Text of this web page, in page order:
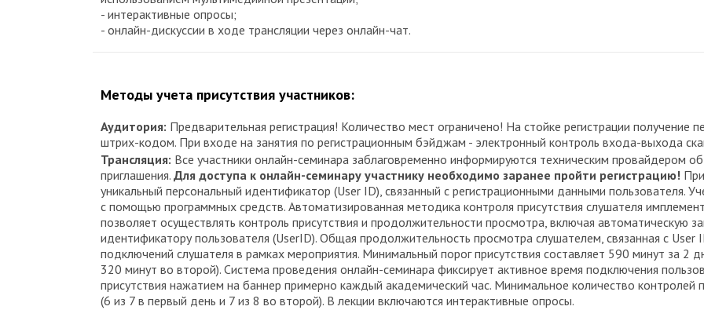
- интерактивные опросы;
- онлайн-дискуссии в ходе трансляции через онлайн-чат.
Методы учета присутствия участников:
Аудитория: Предварительная регистрация! Количество мест ограничено! На стойке регистрации
штрих-кодом. При входе на занятия по регистрационным бэйджам - электронный контроль входа-выхода
Трансляция: Все участники онлайн-семинара заблаговременно информируются техническим провайдером
приглашения. Для доступа к онлайн-семинару участнику необходимо заранее пройти регистрацию!
уникальный персональный идентификатор (User ID), связанный с регистрационными данными пользователя.
с помощью программных средств. Автоматизированная методика контроля присутствия слушателя
позволяет осуществлять контроль присутствия и продолжительности просмотра, включая автоматическую
идентификатору пользователя (UserID). Общая продолжительность просмотра слушателем, связанная с User
подключений слушателя в рамках мероприятия. Минимальный порог присутствия составляет 590 минут за 2
320 минут во второй). Система проведения онлайн-семинара фиксирует активное время подключения
присутствия нажатием на баннер примерно каждый академический час. Минимальное количество контролей
(6 из 7 в первый день и 7 из 8 во второй). В лекции включаются интерактивные опросы.